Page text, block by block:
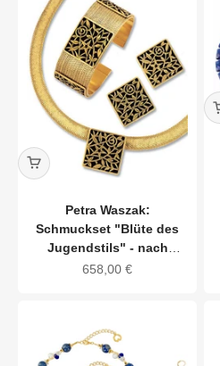
Petra Waszak:
Schmuckset "Blüte des
Jugendstils" - nach
Gustav Klimt
Angebot
658,00 €